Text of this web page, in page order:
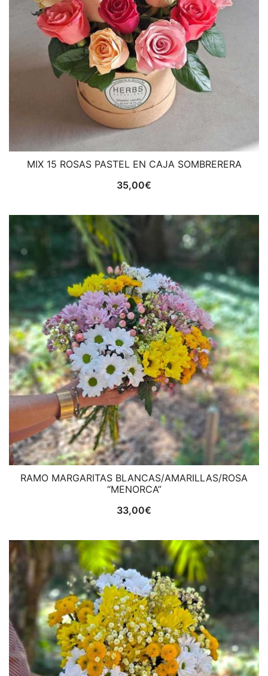
MIX 15 ROSAS PASTEL EN CAJA SOMBRERERA
35,00€
RAMO MARGARITAS BLANCAS/AMARILLAS/ROSA
“MENORCA”
33,00€